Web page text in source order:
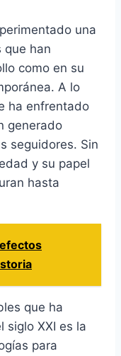
una
que han
como en su
A lo
ha enfrentado
generado
seguidores. Sin
y su papel
hasta
que ha
siglo XXI es la
para